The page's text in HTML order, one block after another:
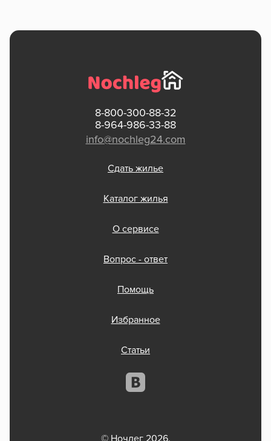
8-800-300-88-32
8-964-986-33-88
info@nochleg24.com
Сдать жилье
Каталог жилья
О сервисе
Вопрос - ответ
Помощь
Избранное
Статьи
© Ночлег 2026.